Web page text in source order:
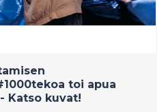
toi apua
Katso kuvat!